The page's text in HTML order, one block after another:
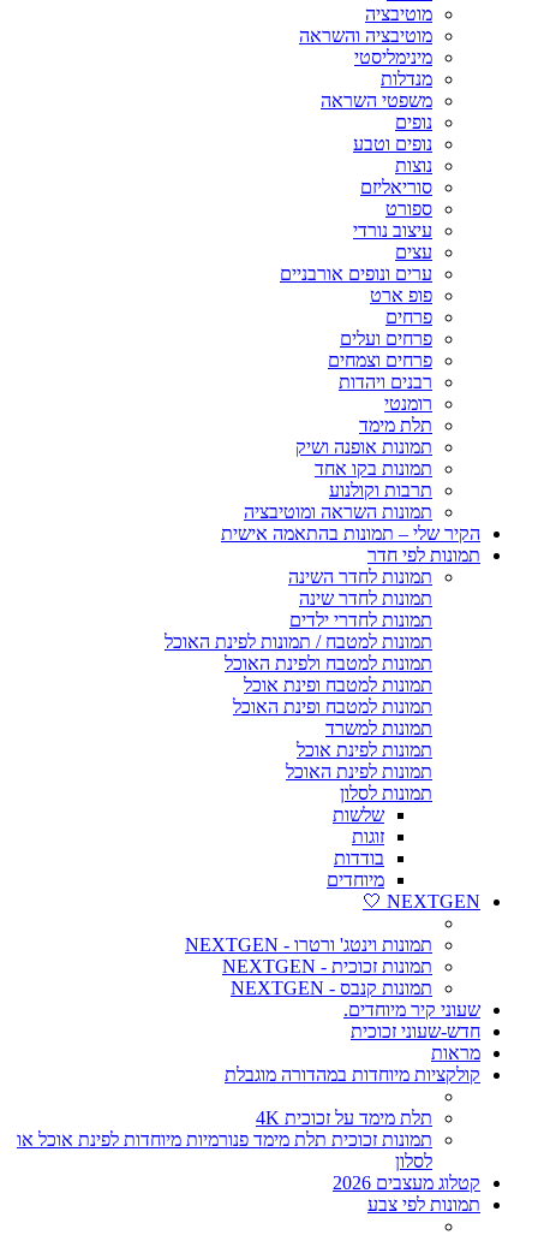
מוטיבציה
מוטיבציה והשראה
מינימליסטי
מנדלות
משפטי השראה
נופים
נופים וטבע
נוצות
סוריאליזם
ספורט
עיצוב נורדי
עצים
ערים ונופים אורבניים
פופ ארט
פרחים
פרחים ועלים
פרחים וצמחים
רבנים ויהדות
רומנטי
תלת מימד
תמונות אופנה ושיק
תמונות בקו אחד
תרבות וקולנוע
תמונות השראה ומוטיבציה
הקיר שלי – תמונות בהתאמה אישית
תמונות לפי חדר
תמונות לחדר השינה
תמונות לחדר שינה
תמונות לחדרי ילדים
תמונות למטבח / תמונות לפינת האוכל
תמונות למטבח ולפינת האוכל
תמונות למטבח ופינת אוכל
תמונות למטבח ופינת האוכל
תמונות למשרד
תמונות לפינת אוכל
תמונות לפינת האוכל
תמונות לסלון
שלשות
זוגות
בודדות
מיוחדים
NEXTGEN 🤍
תמונות וינטג' ורטרו - NEXTGEN
תמונות זכוכית - NEXTGEN
תמונות קנבס - NEXTGEN
שעוני קיר מיוחדים.
חדש-שעוני זכוכית
מראות
קולקציות מיוחדות במהדורה מוגבלת
תלת מימד על זכוכית 4K
תמונות זכוכית תלת מימד פנורמיות מיוחדות לפינת אוכל או
לסלון
קטלוג מעצבים 2026
תמונות לפי צבע